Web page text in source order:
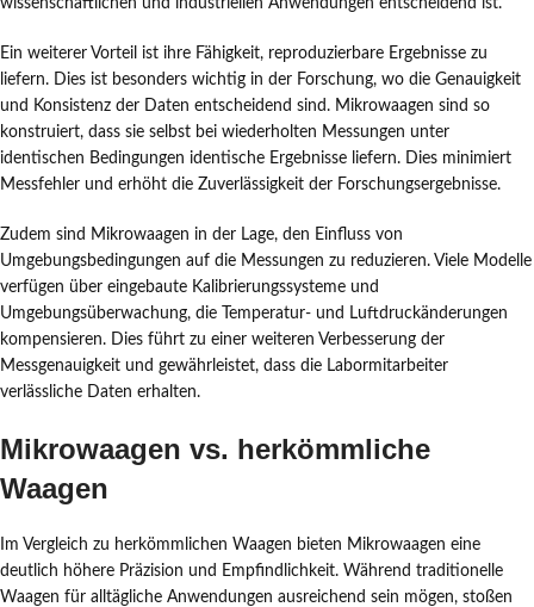
wissenschaftlichen und industriellen Anwendungen entscheidend ist.
Ein weiterer Vorteil ist ihre Fähigkeit, reproduzierbare Ergebnisse zu
liefern. Dies ist besonders wichtig in der Forschung, wo die Genauigkeit
und Konsistenz der Daten entscheidend sind. Mikrowaagen sind so
konstruiert, dass sie selbst bei wiederholten Messungen unter
identischen Bedingungen identische Ergebnisse liefern. Dies minimiert
Messfehler und erhöht die Zuverlässigkeit der Forschungsergebnisse.
Zudem sind Mikrowaagen in der Lage, den Einfluss von
Umgebungsbedingungen auf die Messungen zu reduzieren. Viele Modelle
verfügen über eingebaute Kalibrierungssysteme und
Umgebungsüberwachung, die Temperatur- und Luftdruckänderungen
kompensieren. Dies führt zu einer weiteren Verbesserung der
Messgenauigkeit und gewährleistet, dass die Labormitarbeiter
verlässliche Daten erhalten.
Mikrowaagen vs. herkömmliche
Waagen
Im Vergleich zu herkömmlichen Waagen bieten Mikrowaagen eine
deutlich höhere Präzision und Empfindlichkeit. Während traditionelle
Waagen für alltägliche Anwendungen ausreichend sein mögen, stoßen